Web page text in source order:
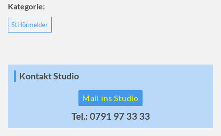
Kategorie:
StHörmelder
Kontakt Studio
Mail ins Studio
Tel.: 0791 97 33 33